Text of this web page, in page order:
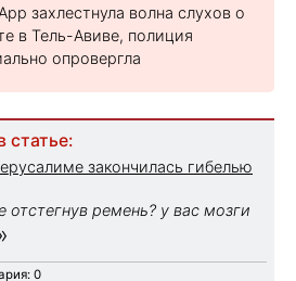
захлестнула волна слухов о
в Тель-Авиве, полиция
опровергла
статье:
закончилась гибелью
ремень? у вас мозги
0